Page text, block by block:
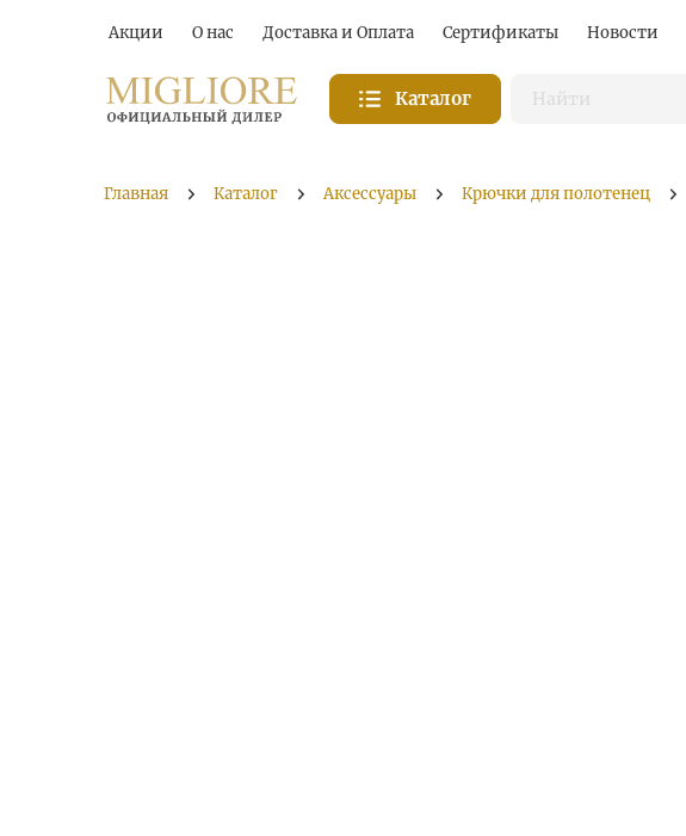
Акции О нас Доставка и Оплата Сертификаты Новости
Каталог
Главная Каталог Аксессуары Крючки для полотенец